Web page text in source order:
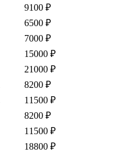
9100 ₽
6500 ₽
7000 ₽
15000 ₽
21000 ₽
8200 ₽
11500 ₽
8200 ₽
11500 ₽
18800 ₽